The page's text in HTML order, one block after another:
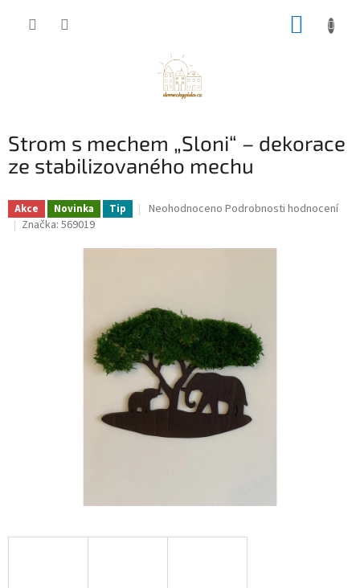
Strom s mechem „Sloni“ – dekorace
ze stabilizovaného mechu
Akce Novinka Tip
Průměrné
je
hvězdiček.
Neohodnoceno Podrobnosti hodnocení
Značka: 569019